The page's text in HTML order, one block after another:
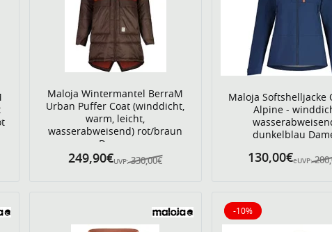
Maloja Wintermantel BerraM
Urban Puffer Coat (winddicht,
warm, leicht,
wasserabweisend) rot/braun
Damen
UVP: 330,00€
249,90€
Maloja Softshelljacke
Alpine -
dunkelblau
eUVP:
130,00€
-10%
10% reduziert